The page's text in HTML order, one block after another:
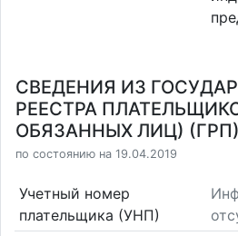
СВЕДЕНИЯ ИЗ
РЕЕСТРА
ОБЯЗАННЫХ ЛИЦ) (ГРП)
по состоянию на 19.04.2019
Учетный номер
плательщика (УНП)